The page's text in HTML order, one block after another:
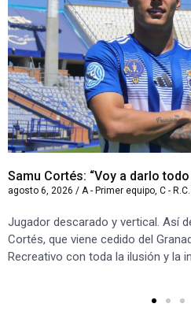
Samu Cortés: “Voy a darlo
agosto 6, 2026 / A - Primer equipo, C -
Jugador descarado y vertical. Así
Cortés, que viene cedido del
Recreativo con toda la ilusión y la